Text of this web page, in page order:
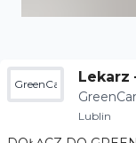
GreenCareClinicLekarz
zesna
Lublin